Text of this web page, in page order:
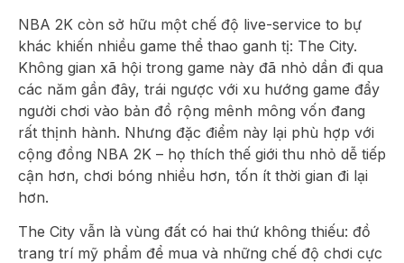
NBA 2K còn sở hữu một chế độ live-service to bự
khác khiến nhiều game thể thao ganh tị: The City.
Không gian xã hội trong game này đã nhỏ dần đi qua
các năm gần đây, trái ngược với xu hướng game đẩy
người chơi vào bản đồ rộng mênh mông vốn đang
rất thịnh hành. Nhưng đặc điểm này lại phù hợp với
cộng đồng NBA 2K – họ thích thế giới thu nhỏ dễ tiếp
cận hơn, chơi bóng nhiều hơn, tốn ít thời gian đi lại
hơn.
The City vẫn là vùng đất có hai thứ không thiếu: đồ
trang trí mỹ phẩm để mua và những chế độ chơi cực